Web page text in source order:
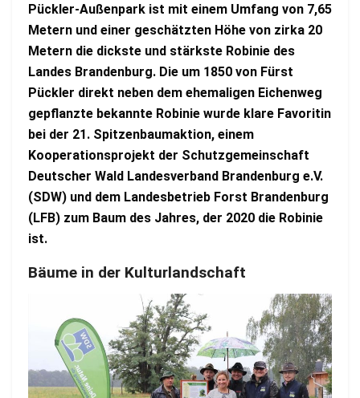
Pückler-Außenpark ist mit einem Umfang von 7,65
Metern und einer geschätzten Höhe von zirka 20
Metern die dickste und stärkste Robinie des
Landes Brandenburg. Die um 1850 von Fürst
Pückler direkt neben dem ehemaligen Eichenweg
gepflanzte bekannte Robinie wurde klare Favoritin
bei der 21. Spitzenbaumaktion, einem
Kooperationsprojekt der Schutzgemeinschaft
Deutscher Wald Landesverband Brandenburg e.V.
(SDW) und dem Landesbetrieb Forst Brandenburg
(LFB) zum Baum des Jahres, der 2020 die Robinie
ist.
Bäume in der Kulturlandschaft